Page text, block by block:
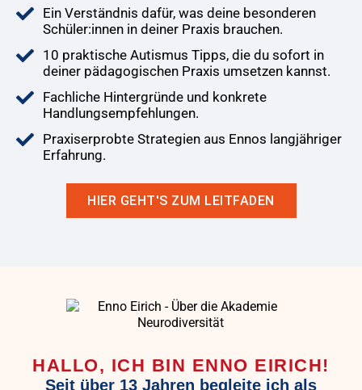
Ein Verständnis dafür, was deine besonderen
Schüler:innen in deiner Praxis brauchen.
10 praktische Autismus Tipps, die du sofort in
deiner pädagogischen Praxis umsetzen kannst.
Fachliche Hintergründe und konkrete
Handlungsempfehlungen.
Praxiserprobte Strategien aus Ennos langjähriger
Erfahrung.
HIER GEHT'S ZUM LEITFADEN
HALLO, ICH BIN ENNO EIRICH!
Seit über 13 Jahren begleite ich als